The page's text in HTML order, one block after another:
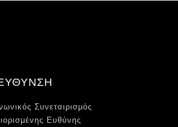
Συνεταιρισμός
Ευθύνης